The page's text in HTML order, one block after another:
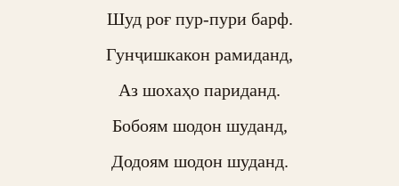
Шуд роғ пур-пури барф.
Гунҷишкакон рамиданд,
Аз шохаҳо париданд.
Бобоям шодон шуданд,
Додоям шодон шуданд.